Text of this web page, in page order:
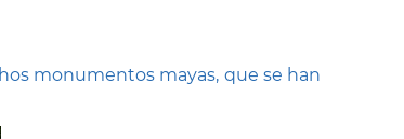
monumentos mayas, que se han